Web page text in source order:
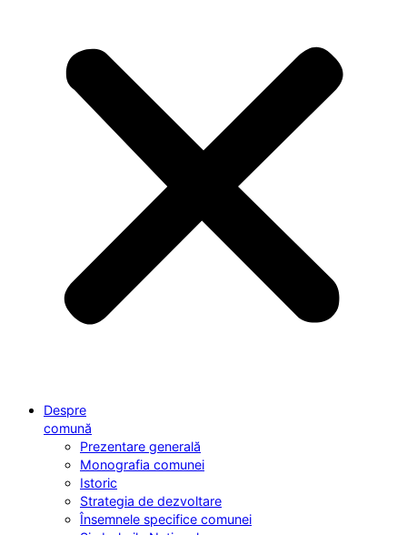
Despre
comună
Prezentare generală
Monografia comunei
Istoric
Strategia de dezvoltare
Însemnele specifice comunei